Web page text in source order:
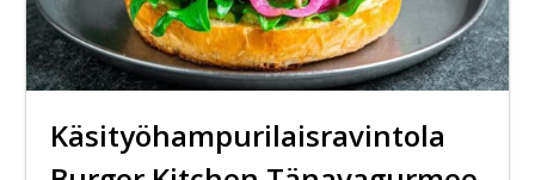
Käsityöhampurilaisravintola